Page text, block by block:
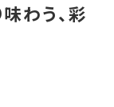
わう、彩